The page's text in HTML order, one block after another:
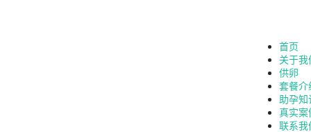
首页
关于我
供卵
套餐介
助孕知
真实案
联系我